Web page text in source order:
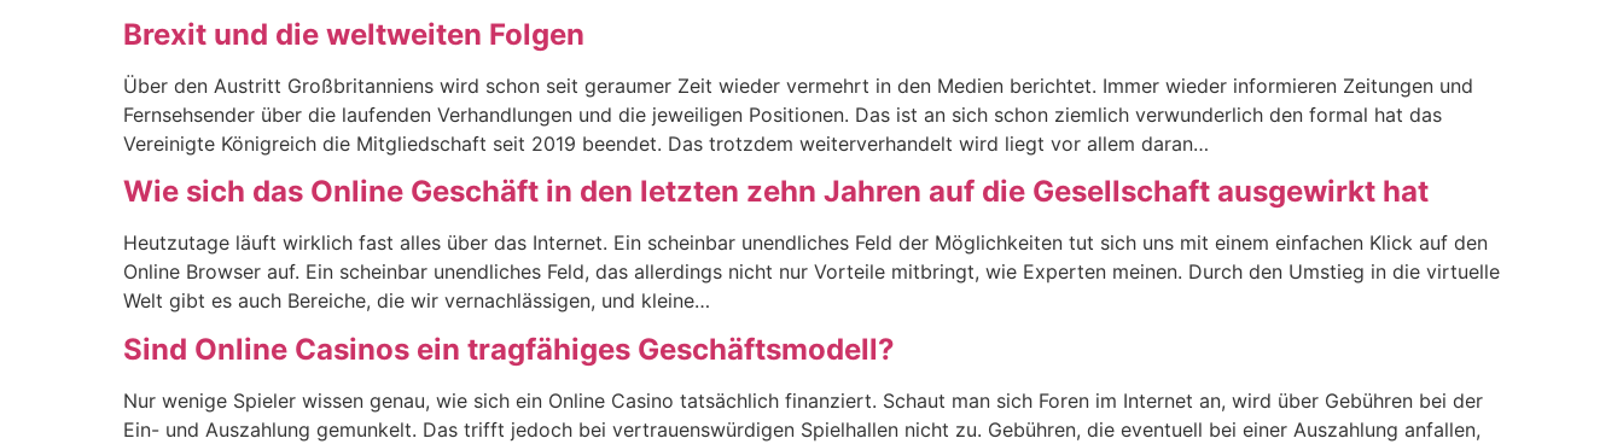
Brexit und die weltweiten Folgen
Über den Austritt Großbritanniens wird schon seit geraumer Zeit wieder vermehrt in den Medien berichtet. Immer wieder informieren Zeitungen und
Fernsehsender über die laufenden Verhandlungen und die jeweiligen Positionen. Das ist an sich schon ziemlich verwunderlich den formal hat das
Vereinigte Königreich die Mitgliedschaft seit 2019 beendet. Das trotzdem weiterverhandelt wird liegt vor allem daran…
Wie sich das Online Geschäft in den letzten zehn Jahren auf die Gesellschaft ausgewirkt hat
Heutzutage läuft wirklich fast alles über das Internet. Ein scheinbar unendliches Feld der Möglichkeiten tut sich uns mit einem einfachen Klick auf den
Online Browser auf. Ein scheinbar unendliches Feld, das allerdings nicht nur Vorteile mitbringt, wie Experten meinen. Durch den Umstieg in die virtuelle
Welt gibt es auch Bereiche, die wir vernachlässigen, und kleine…
Sind Online Casinos ein tragfähiges Geschäftsmodell?
Nur wenige Spieler wissen genau, wie sich ein Online Casino tatsächlich finanziert. Schaut man sich Foren im Internet an, wird über Gebühren bei der
Ein- und Auszahlung gemunkelt. Das trifft jedoch bei vertrauenswürdigen Spielhallen nicht zu. Gebühren, die eventuell bei einer Auszahlung anfallen,